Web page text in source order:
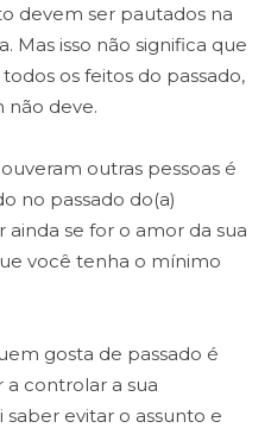
devem ser pautados na
Mas isso não significa que
os feitos do passado,
não deve.
outras pessoas é
no passado do(a)
se for o amor da sua
você tenha o mínimo
gosta de passado é
a controlar a sua
saber evitar o assunto e